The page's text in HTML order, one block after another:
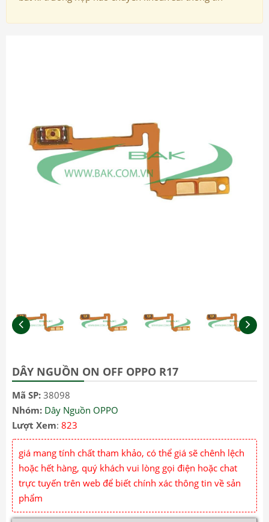
DÂY NGUỒN ON OFF OPPO R17
Mã SP: 38098
Nhóm: Dây Nguồn OPPO
Lượt Xem: 823
giá mang tính chất tham khảo, có thể giá sẽ chênh lệch
hoặc hết hàng, quý khách vui lòng gọi điện hoặc chat
trực tuyến trên web để biết chính xác thông tin về sản
phẩm